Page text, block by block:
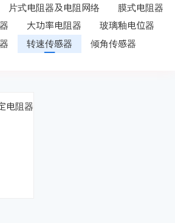
片式电阻器及电阻网络
膜式电阻器
大功率电阻器
玻璃釉电位器
转速传感器
倾角传感器
电阻器